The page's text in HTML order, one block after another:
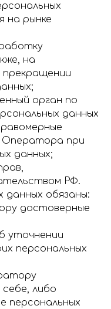
на рынке
на
прекращении
орган по
данных
Оператора при
данных;
РФ.
данных обязаны:
достоверные
уточнении
персональных
либо
персональных